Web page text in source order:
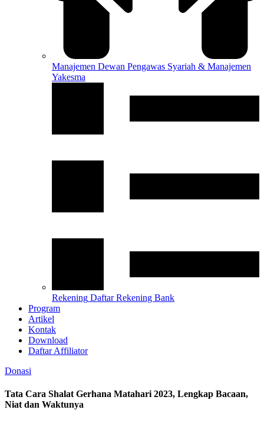
Manajemen Dewan Pengawas Syariah & Manajemen
Yakesma
Rekening Daftar Rekening Bank
Program
Artikel
Kontak
Download
Daftar Affiliator
Donasi
Tata Cara Shalat Gerhana Matahari 2023, Lengkap Bacaan,
Niat dan Waktunya